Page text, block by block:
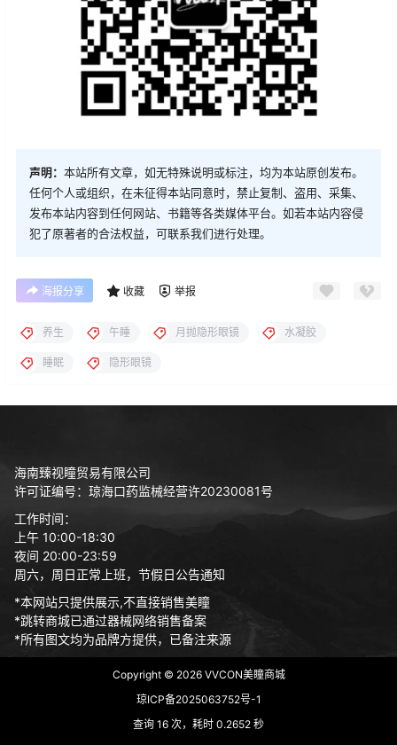
声明： 本站所有文章，如无特殊说明或标注，均为本站原创发布。
任何个人或组织，在未征得本站同意时，禁止复制、盗用、采集、
发布本站内容到任何网站、书籍等各类媒体平台。如若本站内容侵
犯了原著者的合法权益，可联系我们进行处理。
海报分享 收藏 举报
养生 午睡 月抛隐形眼镜 水凝胶
睡眠 隐形眼镜
海南臻视瞳贸易有限公司
许可证编号：琼海口药监械经营许20230081号
工作时间：
上午 10:00-18:30
夜间 20:00-23:59
周六，周日正常上班，节假日公告通知
*本网站只提供展示,不直接销售美瞳
*跳转商城已通过器械网络销售备案
*所有图文均为品牌方提供，已备注来源
Copyright © 2026VVCON美瞳商城
琼ICP备2025063752号-1
查询 16 次，耗时 0.2652 秒